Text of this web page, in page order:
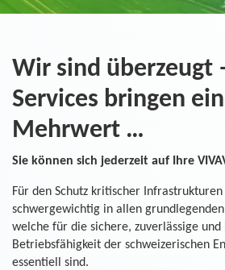
Wir sind überzeugt
Services bringen
Mehrwert …
Sie können sich jederzeit auf Ihre
Für den Schutz kritischer
schwergewichtig in allen grundlegenden
welche für die sichere, zuverlässige
Betriebsfähigkeit der schweizerischen
essentiell sind.